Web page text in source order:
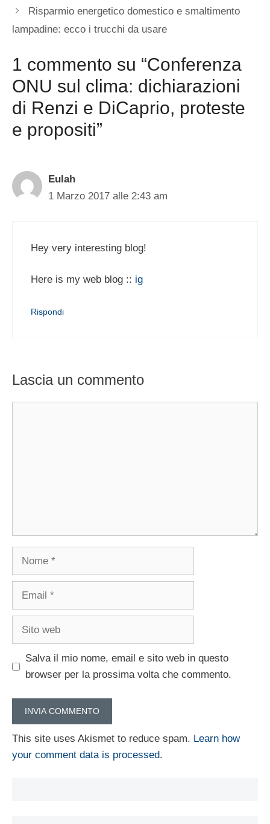
Risparmio energetico domestico e smaltimento
lampadine: ecco i trucchi da usare
1 commento su “Conferenza
ONU sul clima: dichiarazioni
di Renzi e DiCaprio, proteste
e propositi”
Eulah
1 Marzo 2017 alle 2:43 am
Hey very interesting blog!
Here is my web blog :: ig
Rispondi
Lascia un commento
Nome
Email
Sito
Salva il mio nome, email e sito web in questo
browser per la prossima volta che commento.
This site uses Akismet to reduce spam. Learn how
your comment data is processed.